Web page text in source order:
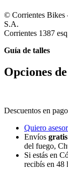
© Corrientes Bikes
S.A.
Corrientes 1387
Guía de talles
Opciones
Descuentos en
Quiero
Envíos gratis
del fuego,
Si estás en
recibís en 48